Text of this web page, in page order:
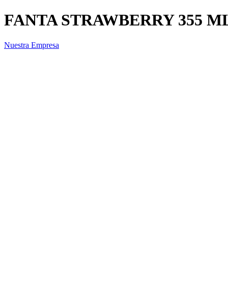
FANTA STRAWBERRY 355
Nuestra Empresa